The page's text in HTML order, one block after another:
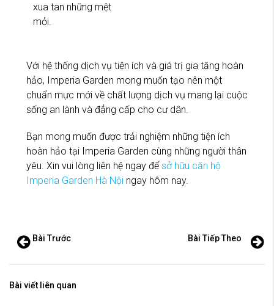
xua tan những mệt
mỏi.
Với hệ thống dịch vụ tiện ích và giá trị gia tăng hoàn
hảo, Imperia Garden mong muốn tạo nên một
chuẩn mực mới về chất lượng dịch vụ mang lại cuộc
sống an lành và đẳng cấp cho cư dân.
Bạn mong muốn được trải nghiệm những tiện ích
hoàn hảo tại Imperia Garden cùng những người thân
yêu. Xin vui lòng liên hệ ngay đểsở hữu căn hộ
Imperia Garden Hà Nội ngay hôm nay.
Bài Trước Bài Tiếp Theo
Bài viết liên quan